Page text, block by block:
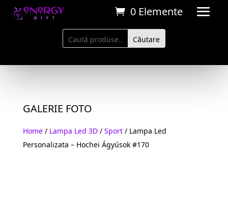
0 Elemente
GALERIE FOTO
Home/ Lampa Led 3D/ Sport/ Lampa Led
Personalizata – Hochei Ágyúsok #170